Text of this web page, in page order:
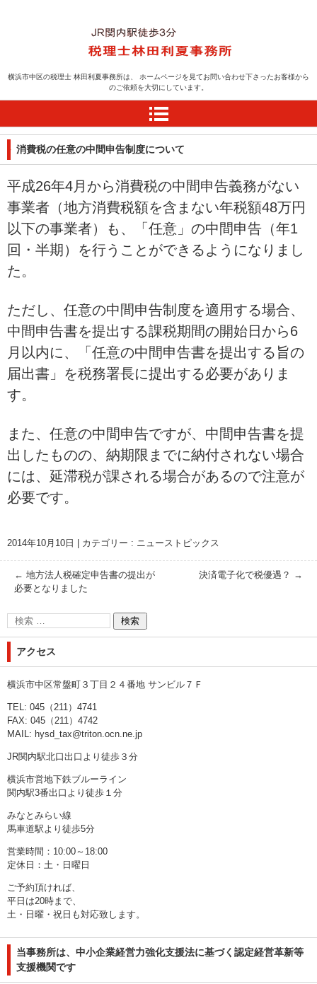
横浜の税理士お探しなら
税理士林田利夏事務所＝
横浜市中区＝関内＝
横浜市中区の税理士 林田利夏事務所は、 ホームページを見てお問い合わせ下さったお客様から
のご依頼を大切にしています。
消費税の任意の中間申告制度について
平成26年4月から消費税の中間申告義務がない
事業者（地方消費税額を含まない年税額48万円
以下の事業者）も、「任意」の中間申告（年1
回・半期）を行うことができるようになりまし
た。
ただし、任意の中間申告制度を適用する場合、
中間申告書を提出する課税期間の開始日から6
月以内に、「任意の中間申告書を提出する旨の
届出書」を税務署長に提出する必要がありま
す。
また、任意の中間申告ですが、中間申告書を提
出したものの、納期限までに納付されない場合
には、延滞税が課される場合があるので注意が
必要です。
2014年10月10日 カテゴリー : ニューストピックス
← 地方法人税確定申告書の提出が
必要となりました
決済電子化で税優遇？ →
アクセス
横浜市中区常盤町３丁目２４番地 サンビル７Ｆ
TEL: 045（211）4741
FAX: 045（211）4742
MAIL: hysd_tax@triton.ocn.ne.jp
JR関内駅北口出口より徒歩３分
横浜市営地下鉄ブルーライン
関内駅3番出口より徒歩１分
みなとみらい線
馬車道駅より徒歩5分
営業時間：10:00～18:00
定休日：土・日曜日
ご予約頂ければ、
平日は20時まで、
土・日曜・祝日も対応致します。
当事務所は、中小企業経営力強化支援法に基づく認定経営革新等
支援機関です